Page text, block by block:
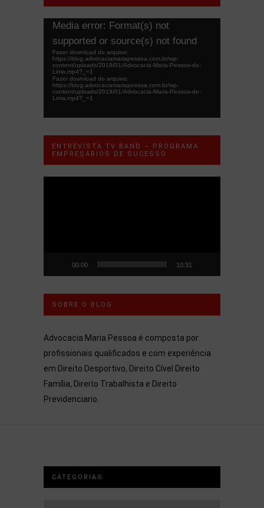
Tocador
vídeo
Media error: Format(s) not
supported or source(s) not found
Fazer download do arquivo:
https://blog.advocaciamariapessoa.com.br/wp-
content/uploads/2019/01/Advocacia-Maria-Pessoa-de-
Lima.mp4?_=1
Fazer download do arquivo:
https://blog.advocaciamariapessoa.com.br/wp-
content/uploads/2019/01/Advocacia-Maria-Pessoa-de-
Lima.mp4?_=1
ENTREVISTA TV BAND – PROGRAMA
EMPRESÁRIOS DE SUCESSO
00:00 10:31
SOBRE O BLOG
Advocacia Maria Pessoa é composta por
profissionais qualificados e com experiência
em Direito Desportivo, Direito Cível Direito
Família, Direito Trabalhista e Direito
Previdenciario.
CATEGORIAS